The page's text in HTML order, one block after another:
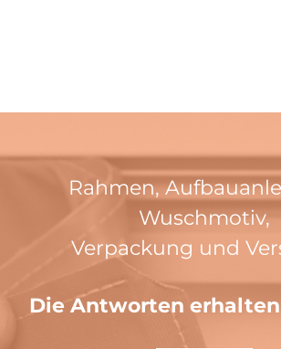
Rahmen,
Wuschmotiv,
Verpackung und
Die Antworten erhalten